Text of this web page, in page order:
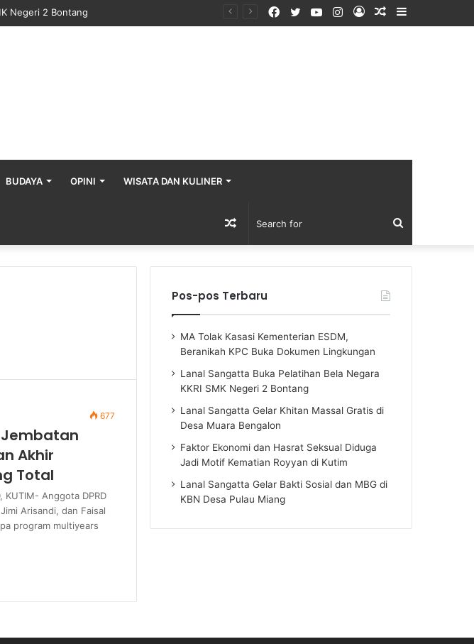
Negeri 2 Bontang Sidebar
Random
Log
Instagram
YouTube
Twitter
Facebook
BUDAYA OPINI WISATA DAN KULINER
Search
for
Random
Article
677
Jembatan
Akhir
Total
KUTIM- Anggota DPRD
Arisandi, dan Faisal
program multiyears
Pos-pos Terbaru
MA Tolak Kasasi Kementerian ESDM,
Beranikah KPC Buka Dokumen Lingkungan
Lanal Sangatta Buka Pelatihan Bela Negara
KKRI SMK Negeri 2 Bontang
Lanal Sangatta Gelar Khitan Massal Gratis di
Desa Muara Bengalon
Faktor Ekonomi dan Hasrat Seksual Diduga
Jadi Motif Kematian Royyan di Kutim
Lanal Sangatta Gelar Bakti Sosial dan MBG di
KBN Desa Pulau Miang